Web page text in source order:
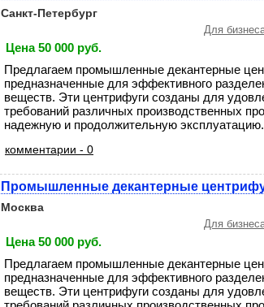
Санкт-Петербург
Для
Цена 50 000 руб.
Предлагаем промышленные декантерные
предназначенные для эффективного
веществ. Эти центрифуги созданы для
требований различных производственных
надежную и продолжительную
комментарии - 0
Промышленные декантерные
Москва
Для
Цена 50 000 руб.
Предлагаем промышленные декантерные
предназначенные для эффективного
веществ. Эти центрифуги созданы для